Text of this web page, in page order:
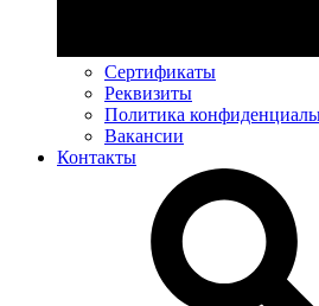
Сертификаты
Реквизиты
Политика
Вакансии
Контакты